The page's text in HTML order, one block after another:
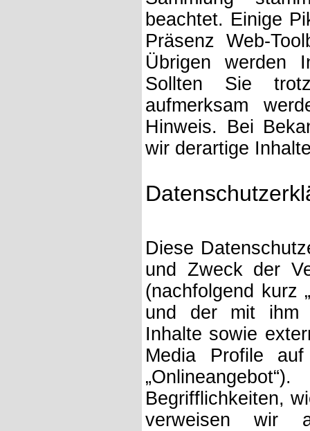
beachtet. Einige
Präsenz Web-
Übrigen werden
Sollten Sie
aufmerksam
Hinweis. Bei
wir derartige
Diese
und Zweck der
(nachfolgend kurz
und der mit ihm
Inhalte sowie
Media Profile
Begrifflichkeiten,
verweisen